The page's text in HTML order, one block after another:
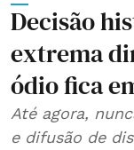
Decisão
extrema
ódio fica
Até agora,
e difusão de